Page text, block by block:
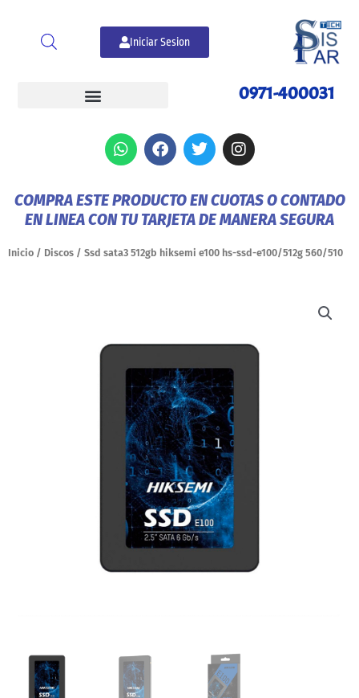
contenido
Iniciar Sesion
0971-400031
W
h
s
a
p
F
a
b
o
k
T
w
t
e
I
n
a
g
a
COMPRA ESTE PRODUCTO EN CUOTAS O CONTADO
EN LINEA CON TU TARJETA DE MANERA SEGURA
Inicio / Discos / Ssd sata3 512gb hiksemi e100 hs-ssd-e100/512g 560/510